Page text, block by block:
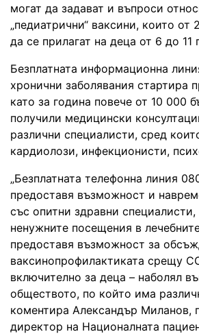
могат да задават и въпроси
„педиатрични“ ваксини, които от
да се прилагат на деца от 6 до 11
Безплатната информационна
хронични заболявания стартира
като за година повече от 10 000
получили медицински
различни специалисти, сред
кардиолози, инфекционисти,
„Безплатната телефонна линия
предоставя възможност и
със опитни здравни специалисти,
ненужните посещения в
предоставя възможност за
ваксинопрофилактиката срещу
включително за деца – наболял
обществото, по който има
коментира Александър Миланов,
директор на Националната